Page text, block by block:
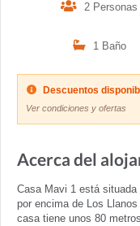
2 Personas
1 Baño
Descuentos
Ver condiciones y ofertas
Acerca del
Casa Mavi 1 está
por encima de Los
casa tiene unos 80